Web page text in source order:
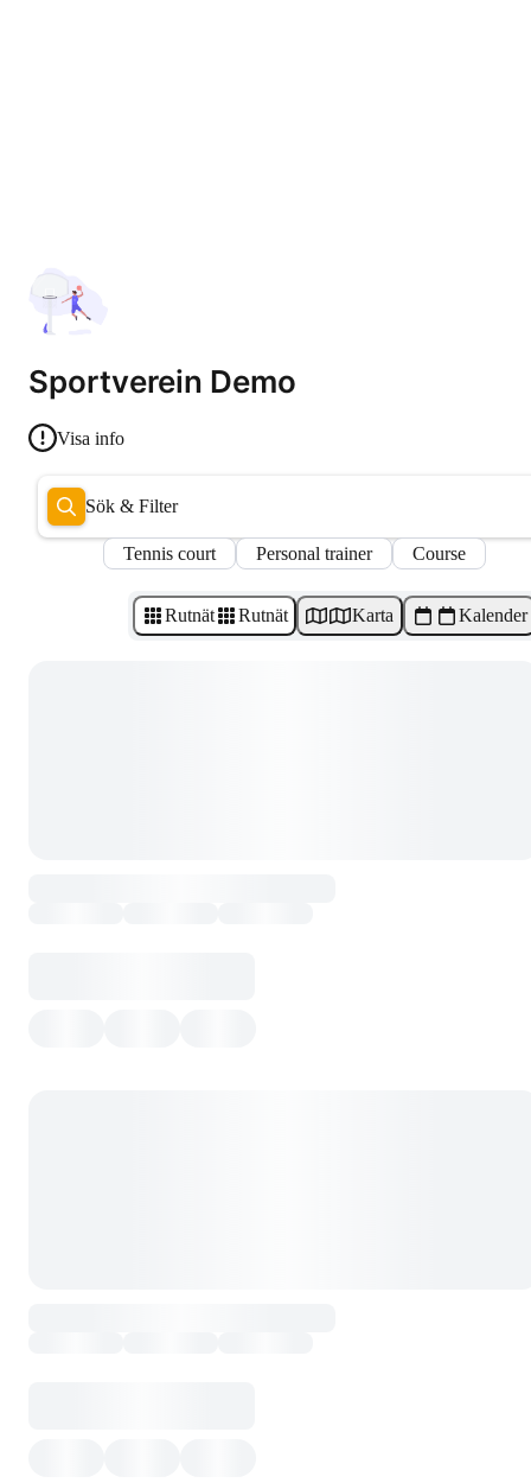
Sportverein Demo
Visa info
Sök & Filter
Tennis court Personal trainer Course
Rutnät Rutnät Karta Kalender